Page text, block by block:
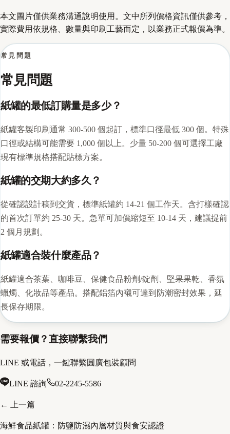
本文圖片僅供業務溝通說明使用。文中所列價格資訊僅供參考，
實際費用依規格、數量與印刷工藝而定，以業務正式報價為準。
常見問題
常見問題
紙罐的最低訂購量是多少？
紙罐客製印刷通常 300-500 個起訂，標準口徑最低 300 個。特殊
口徑或結構可能需要 1,000 個以上。少量 50-200 個可選擇工廠
現有標準規格搭配貼標方案。
紙罐的交期大約多久？
從確認設計稿到交貨，標準紙罐約 14-21 個工作天。含打樣確認
的首次訂單約 25-30 天。急單可加價縮短至 10-14 天，建議提前
2 個月規劃。
紙罐適合裝什麼產品？
紙罐適合茶葉、咖啡豆、保健食品粉劑/錠劑、堅果果乾、香氛
蠟燭、化妝品等產品。搭配鋁箔內襯可達到防潮密封效果，延
長保存期限。
需要報價？直接聯繫我們
LINE 或電話，一鍵聯繫圓廣包裝顧問
LINE 諮詢 02-2245-5586
← 上一篇
海鮮食品紙罐：防鹽防濕內層材質與食安認證